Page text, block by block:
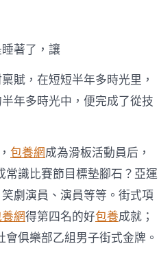
著了，讓
賦，在短短半年多時光里，
年多時光中，便完成了從技
包養網成為滑板活動員后，
常識比賽節目標墊腳石？亞運
劇演員、演員等等。街式項
網得第四名的好包養成就；
俱樂部乙組男子街式金牌。